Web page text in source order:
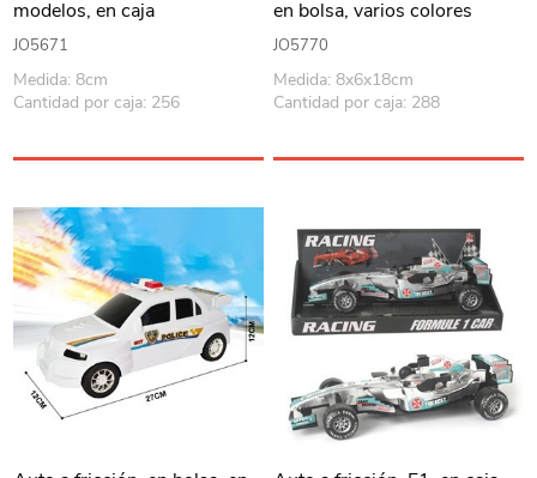
modelos, en caja
JO5671
Medida: 8cm
Cantidad por caja: 256
en bolsa, varios colores
JO5770
Medida: 8x6x18cm
Cantidad por caja: 288